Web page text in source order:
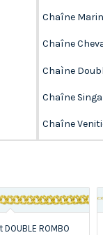
Chaîne
Chaîne
Chaìne
Chaîne
Chaîne
ROMBO